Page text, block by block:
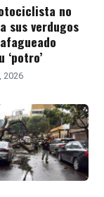
no
sus verdugos
‘potro’
2026